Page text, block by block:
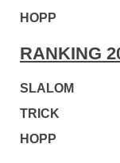
HOPP
RANKING
SLALOM
TRICK
HOPP